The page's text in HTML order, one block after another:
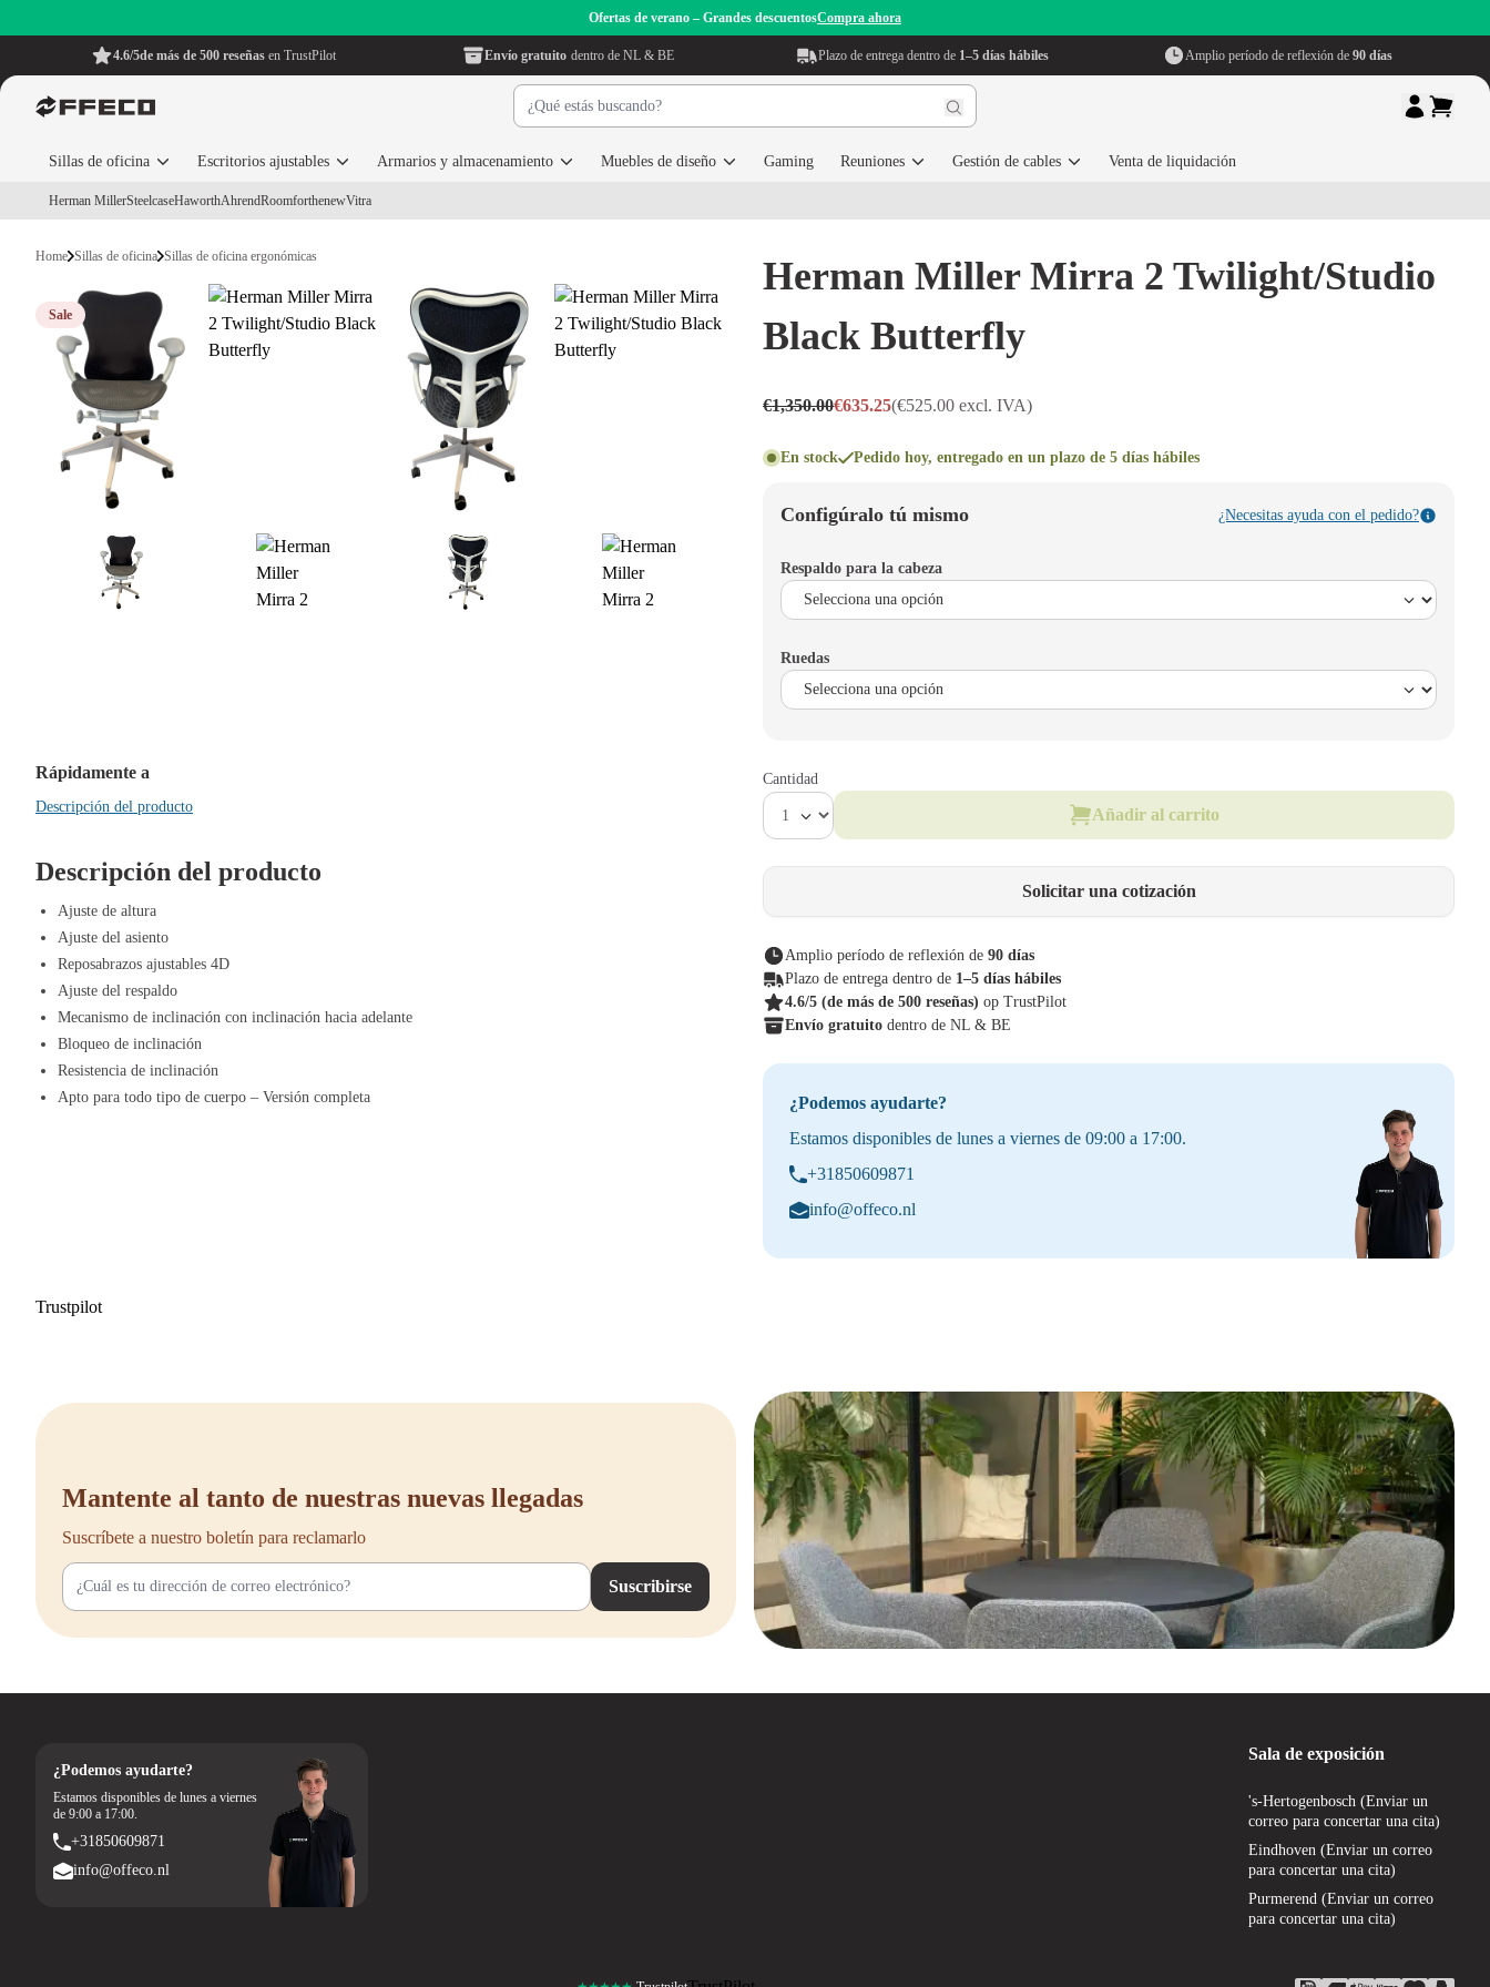
Ofertas de verano – Grandes descuentosCompra ahora
4.6/5de más de 500 reseñasen TrustPilot Envío gratuito dentro de NL & BE Plazo de entrega dentro de 1–5 días hábiles Amplio período de reflexión de 90 días
Sillas de oficina Escritorios ajustables Armarios y almacenamiento Muebles de diseño Gaming Reuniones Gestión de cables Venta de liquidación
Herman MillerSteelcaseHaworthAhrendRoomforthenewVitra
Home Sillas de oficina Sillas de oficina ergonómicas
Sale
Herman Miller Mirra 2 Twilight/Studio
Black Butterfly
€1,350.00€635.25(€525.00 excl. IVA)
En stock Pedido hoy, entregado en un plazo de 5 días hábiles
Configúralo tú mismo ¿Necesitas ayuda con el pedido?
Respaldo para la cabeza
Ruedas
Cantidad
Añadir al carrito
Solicitar una cotización
Amplio período de reflexión de 90 días
Plazo de entrega dentro de 1–5 días hábiles
4.6/5 (de más de 500 reseñas) op TrustPilot
Envío gratuito dentro de NL & BE
¿Podemos ayudarte?
Estamos disponibles de lunes a viernes de 09:00 a 17:00.
+31850609871
info@offeco.nl
Rápidamente a
Descripción del producto
Descripción del producto
Ajuste de altura
Ajuste del asiento
Reposabrazos ajustables 4D
Ajuste del respaldo
Mecanismo de inclinación con inclinación hacia adelante
Bloqueo de inclinación
Resistencia de inclinación
Apto para todo tipo de cuerpo – Versión completa
Trustpilot
Mantente al tanto de nuestras nuevas llegadas
Suscríbete a nuestro boletín para reclamarlo
Suscribirse
¿Podemos ayudarte?
Estamos disponibles de lunes a viernes
de 9:00 a 17:00.
+31850609871
info@offeco.nl
Sala de exposición
's-Hertogenbosch (Enviar un
correo para concertar una cita)
Eindhoven (Enviar un correo
para concertar una cita)
Purmerend (Enviar un correo
para concertar una cita)